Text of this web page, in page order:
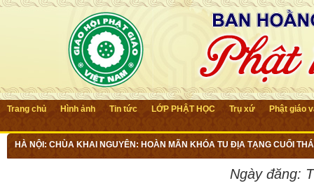
Trang chủ Hình ảnh Tin tức LỚP PHẬT HỌC Trụ xứ Phật giáo
HÀ NỘI: CHÙA KHAI NGUYÊN: HOÀN MÃN KHÓA TU ĐỊA TẠNG CUỐI
Ngày đăng: